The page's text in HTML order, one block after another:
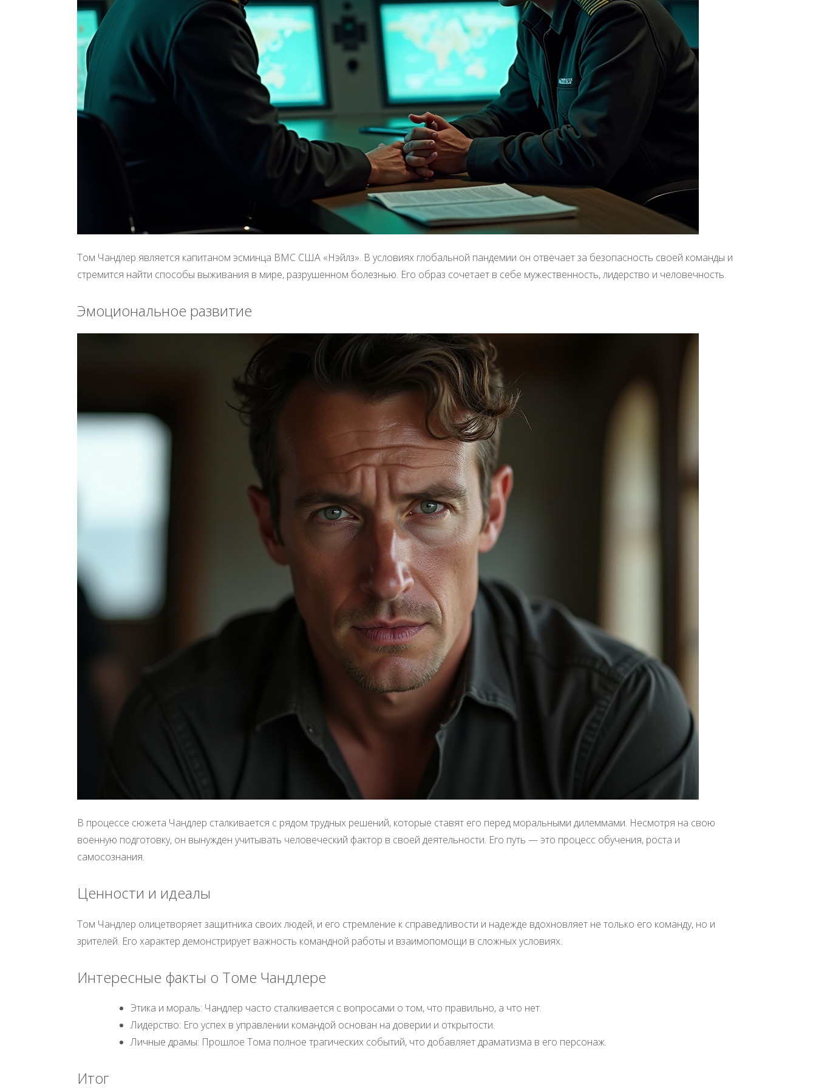
Том Чандлер является капитаном эсминца ВМС США «Нэйлз». В условиях глобальной пандемии он отвечает за безопасность своей команды и
стремится найти способы выживания в мире, разрушенном болезнью. Его образ сочетает в себе мужественность, лидерство и человечность.
Эмоциональное развитие
В процессе сюжета Чандлер сталкивается с рядом трудных решений, которые ставят его перед моральными дилеммами. Несмотря на свою
военную подготовку, он вынужден учитывать человеческий фактор в своей деятельности. Его путь — это процесс обучения, роста и
самосознания.
Ценности и идеалы
Том Чандлер олицетворяет защитника своих людей, и его стремление к справедливости и надежде вдохновляет не только его команду, но и
зрителей. Его характер демонстрирует важность командной работы и взаимопомощи в сложных условиях.
Интересные факты о Томе Чандлере
Этика и мораль: Чандлер часто сталкивается с вопросами о том, что правильно, а что нет.
Лидерство: Его успех в управлении командой основан на доверии и открытости.
Личные драмы: Прошлое Тома полное трагических событий, что добавляет драматизма в его персонаж.
Итог